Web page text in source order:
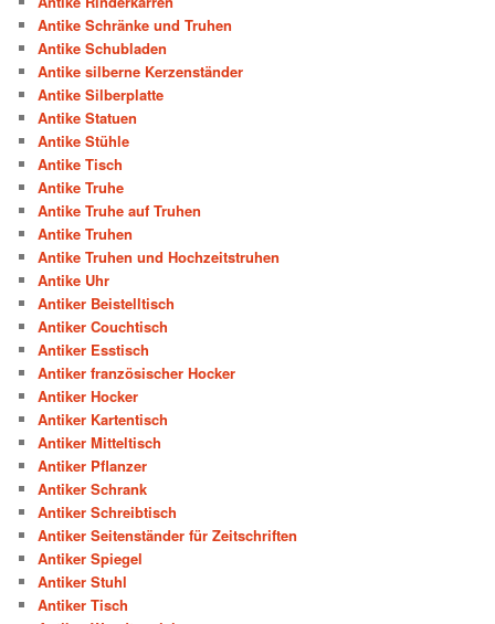
Antike Schränke und Truhen
Antike Schubladen
Antike silberne Kerzenständer
Antike Silberplatte
Antike Statuen
Antike Stühle
Antike Tisch
Antike Truhe
Antike Truhe auf Truhen
Antike Truhen
Antike Truhen und Hochzeitstruhen
Antike Uhr
Antiker Beistelltisch
Antiker Couchtisch
Antiker Esstisch
Antiker französischer Hocker
Antiker Hocker
Antiker Kartentisch
Antiker Mitteltisch
Antiker Pflanzer
Antiker Schrank
Antiker Schreibtisch
Antiker Seitenständer für Zeitschriften
Antiker Spiegel
Antiker Stuhl
Antiker Tisch